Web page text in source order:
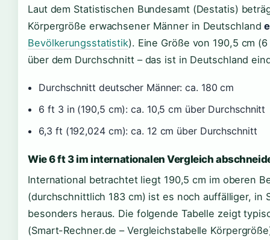
Laut dem Statistischen Bundesamt (Destatis)
Körpergröße erwachsener Männer in Deutschland
Bevölkerungsstatistik). Eine Größe von 190,5 cm
über dem Durchschnitt – das ist in Deutschland
Durchschnitt deutscher Männer: ca. 180 cm
6 ft 3 in (190,5 cm): ca. 10,5 cm über Durchschnitt
6,3 ft (192,024 cm): ca. 12 cm über Durchschnitt
Wie 6 ft 3 im internationalen Vergleich
International betrachtet liegt 190,5 cm im oberen
(durchschnittlich 183 cm) ist es noch auffälliger, in
besonders heraus. Die folgende Tabelle zeigt
(Smart-Rechner.de – Vergleichstabelle